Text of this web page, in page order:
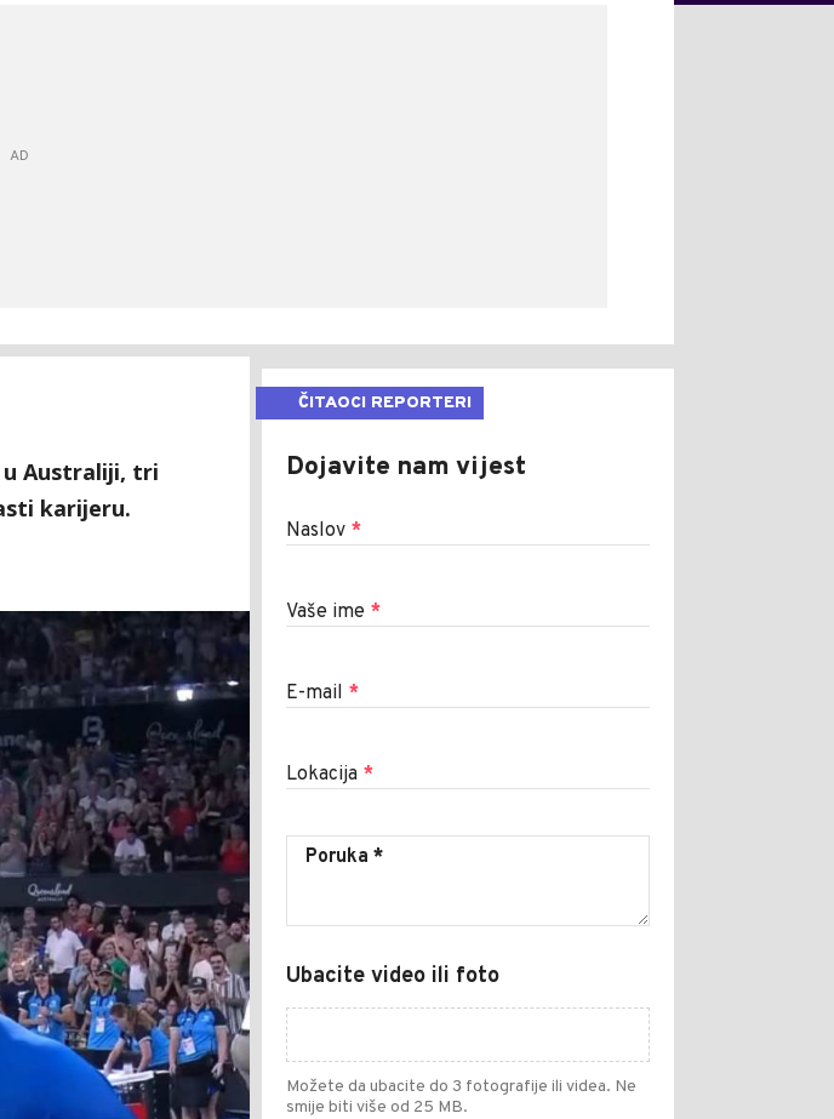
u Australiji, tri
karijeru.
ČITAOCI REPORTERI
Dojavite nam vijest
Naslov *
Vaše ime *
E-mail *
Lokacija *
Ubacite video ili foto
Možete da ubacite do 3 fotografije ili videa. Ne
smije biti više od 25 MB.